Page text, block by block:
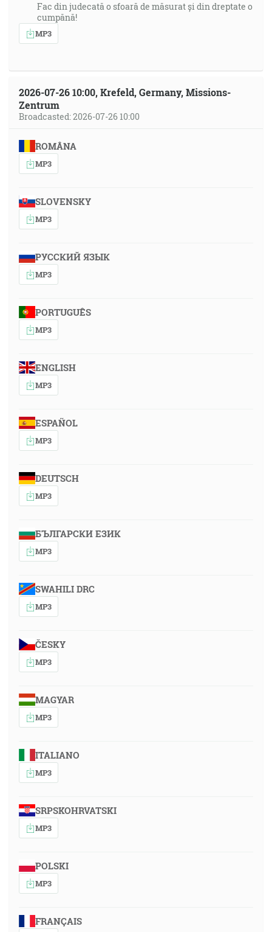
Fac din judecată o sfoară de măsurat și din dreptate o
cumpănă!
MP3
2026-07-26 10:00, Krefeld, Germany, Missions-
Zentrum
Broadcasted: 2026-07-26 10:00
ROMÂNA
MP3
SLOVENSKY
MP3
РУССКИЙ ЯЗЫК
MP3
PORTUGUÊS
MP3
ENGLISH
MP3
ESPAÑOL
MP3
DEUTSCH
MP3
БЪЛГАРСКИ ЕЗИК
MP3
SWAHILI DRC
MP3
ČESKY
MP3
MAGYAR
MP3
ITALIANO
MP3
SRPSKOHRVATSKI
MP3
POLSKI
MP3
FRANÇAIS